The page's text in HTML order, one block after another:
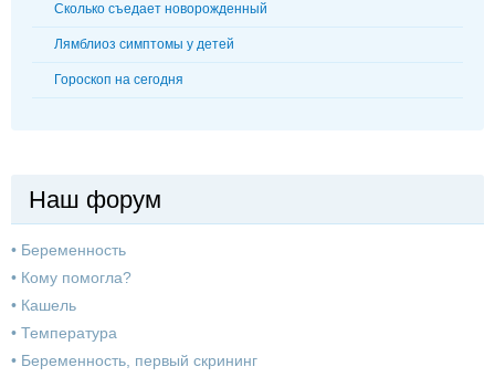
Сколько съедает новорожденный
Лямблиоз симптомы у детей
Гороскоп на сегодня
Наш форум
• Беременность
• Кому помогла?
• Кашель
• Температура
• Беременность, первый скрининг